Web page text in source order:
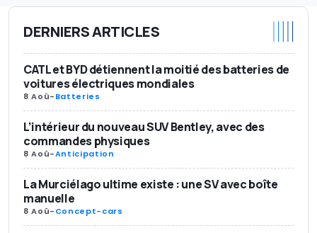
DERNIERS ARTICLES
CATL et BYD détiennent la moitié des batteries de
voitures électriques mondiales
8 Aoû-Batteries
L’intérieur du nouveau SUV Bentley, avec des
commandes physiques
8 Aoû-Anticipation
La Murciélago ultime existe : une SV avec boîte
manuelle
8 Aoû-Concept-cars